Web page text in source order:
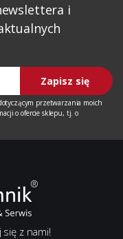
i
Zapisz się
przetwarzania moich
o ofercie sklepu, tj. o
z nami!